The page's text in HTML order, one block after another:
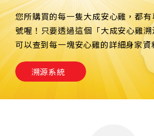
您所購買的每一隻大成安心雞，都
號喔！只要透過這個「大成安心雞
可以查到每一塊安心雞的詳細身家資
溯源系統